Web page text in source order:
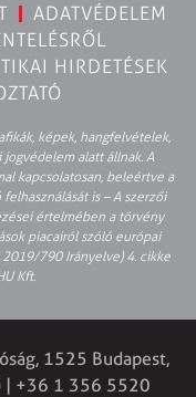
ADATVÉDELEM
HIRDETÉSEK
képek, hangfelvételek,
alatt állnak. A
kapcsolatosan, beleértve a
is – A szerzői
értelmében a törvény
piacairól szóló európai
2019/790 Irányelve) 4. cikke
Kft.
1525 Budapest,
| +36 1 356 5520